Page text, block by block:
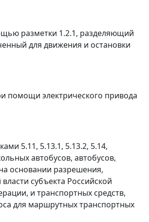
разметки 1.2.1, разделяющий
для движения и остановки
помощи электрического привода
5.11, 5.13.1, 5.13.2, 5.14,
автобусов, автобусов,
основании разрешения,
субъекта Российской
и транспортных средств,
для маршрутных транспортных